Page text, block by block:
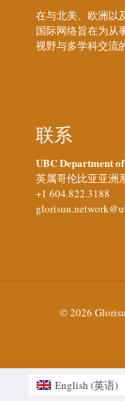
在与北美、欧洲以
国际网络旨在为从
视野与多学科交流
联系
UBC Department
英属哥伦比亚亚洲
+1 604.822.3188
© 2026
English (英语)